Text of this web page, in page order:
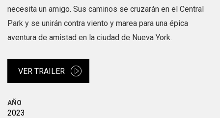
necesita un amigo. Sus caminos se cruzarán en el Central
Park y se unirán contra viento y marea para una épica
aventura de amistad en la ciudad de Nueva York.
VER TRAILER
AÑO
2023